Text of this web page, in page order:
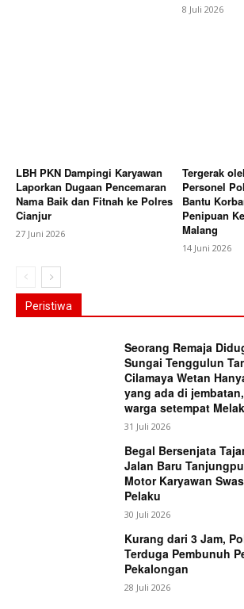
8 Juli 2026
LBH PKN Dampingi Karyawan
Laporkan Dugaan Pencemaran
Nama Baik dan Fitnah ke Polres
Cianjur
27 Juni 2026
Tergerak
Personel
Bantu
Penipuan
Malang
14 Juni 2026
Peristiwa
Seorang Remaja
Sungai Tenggulun
Cilamaya Wetan
yang ada di
warga setempat
31 Juli 2026
Begal Bersenjata
Jalan Baru
Motor Karyawan
Pelaku
30 Juli 2026
Kurang dari 3 Jam,
Terduga Pembunuh
Pekalongan
28 Juli 2026